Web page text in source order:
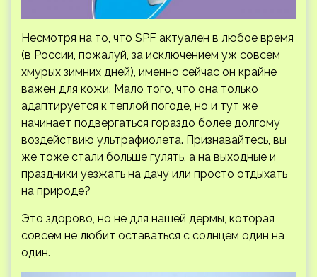
Несмотря на то, что SPF актуален в любое время
(в России, пожалуй, за исключением уж совсем
хмурых зимних дней), именно сейчас он крайне
важен для кожи. Мало того, что она только
адаптируется к теплой погоде, но и тут же
начинает подвергаться гораздо более долгому
воздействию ультрафиолета. Признавайтесь, вы
же тоже стали больше гулять, а на выходные и
праздники уезжать на дачу или просто отдыхать
на природе?
Это здорово, но не для нашей дермы, которая
совсем не любит оставаться с солнцем один на
один.